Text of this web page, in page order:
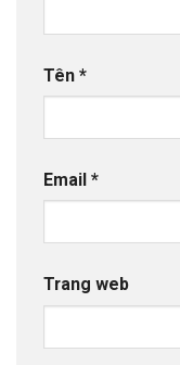
Tên *
Email *
Trang web